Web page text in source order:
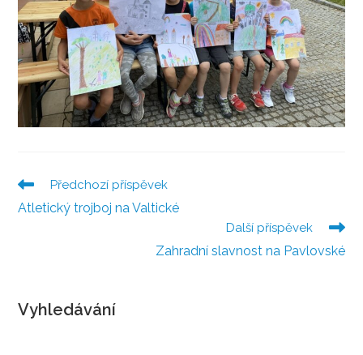
Číst
více
Předchozí příspěvek
Atletický trojboj na Valtické
Další příspěvek
Zahradní slavnost na Pavlovské
Vyhledávání